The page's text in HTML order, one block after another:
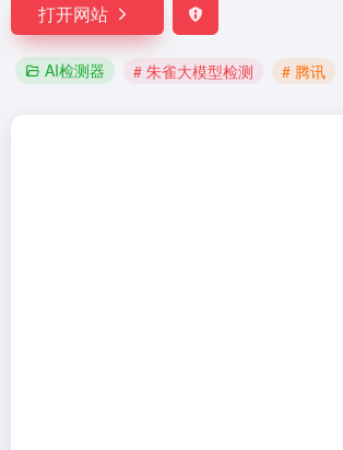
打开网站
AI检测器 # 朱雀大模型检测 # 腾讯